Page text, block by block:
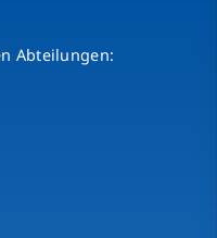
Abteilungen: